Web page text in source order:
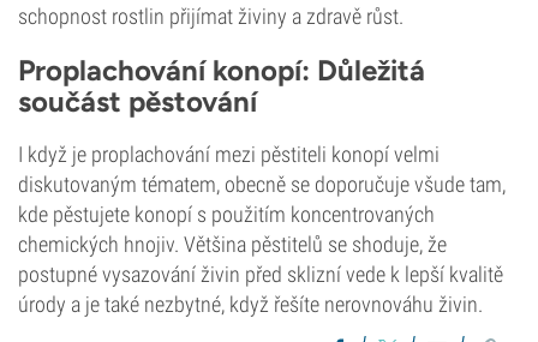
schopnost rostlin přijímat živiny a zdravě růst.
Proplachování konopí: Důležitá
součást pěstování
I když je proplachování mezi pěstiteli konopí velmi
diskutovaným tématem, obecně se doporučuje všude tam,
kde pěstujete konopí s použitím koncentrovaných
chemických hnojiv. Většina pěstitelů se shoduje, že
postupné vysazování živin před sklizní vede k lepší kvalitě
úrody a je také nezbytné, když řešíte nerovnováhu živin.